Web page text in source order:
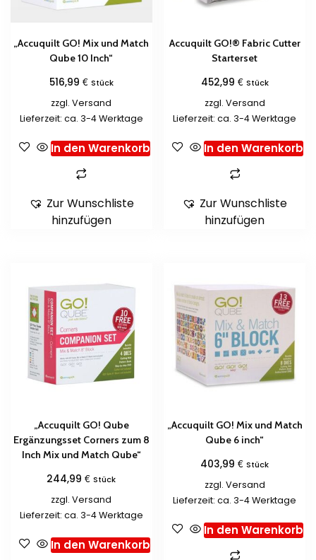
„Accuquilt GO! Mix und Match
Qube 10 Inch“
516,99 € Stück
zzgl.Versand
Lieferzeit: ca. 3-4 Werktage
In den Warenkorb
Zur Wunschliste
hinzufügen
Accuquilt GO!® Fabric Cutter
Starterset
452,99 € Stück
zzgl. Versand
Lieferzeit: ca. 3-4 Werktage
In den Warenkorb
Zur Wunschliste
hinzufügen
„Accuquilt GO! Qube
Ergänzungsset Corners zum 8
Inch Mix und Match Qube“
244,99€ Stück
zzgl.Versand
Lieferzeit: ca. 3-4 Werktage
In den Warenkorb
„Accuquilt GO! Mix und Match
Qube 6 inch“
403,99€ Stück
zzgl. Versand
Lieferzeit: ca. 3-4 Werktage
In den Warenkorb